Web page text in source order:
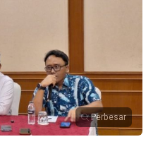
Perbesar